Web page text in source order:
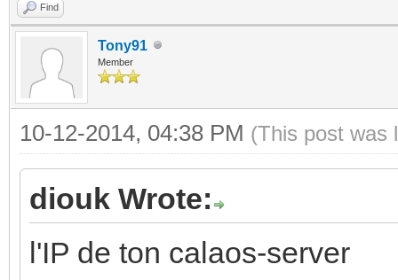
Find
Tony91
Member
10-12-2014, 04:38 PM (This post was
diouk Wrote:
l'IP de ton calaos-server